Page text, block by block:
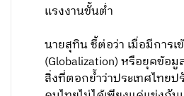
แรงงานขั้นต่ำ
นายสุทิน ชี้ต่อว่า เมื่อมีการเ
(Globalization) หรือยุคข้อมู
สิ่งที่ตอกย้ำว่าประเทศไทยป